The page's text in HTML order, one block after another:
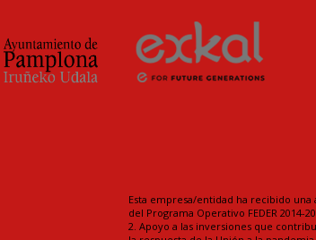
Esta empresa/entidad ha recibido una
del Programa Operativo FEDER 2014-
2. Apoyo a las inversiones que